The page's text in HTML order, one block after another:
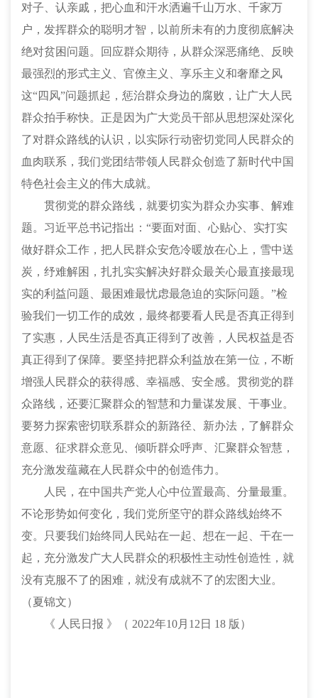
对子、认亲戚，把心血和汗水洒遍千山万水、千家万
户，发挥群众的聪明才智，以前所未有的力度彻底解决
绝对贫困问题。回应群众期待，从群众深恶痛绝、反映
最强烈的形式主义、官僚主义、享乐主义和奢靡之风
这“四风”问题抓起，惩治群众身边的腐败，让广大人民
群众拍手称快。正是因为广大党员干部从思想深处深化
了对群众路线的认识，以实际行动密切党同人民群众的
血肉联系，我们党团结带领人民群众创造了新时代中国
特色社会主义的伟大成就。
贯彻党的群众路线，就要切实为群众办实事、解难
题。习近平总书记指出： “要面对面、心贴心、实打实
做好群众工作，把人民群众安危冷暖放在心上，雪中送
炭，纾难解困，扎扎实实解决好群众最关心最直接最现
实的利益问题、最困难最忧虑最急迫的实际问题。”检
验我们一切工作的成效，最终都要看人民是否真正得到
了实惠，人民生活是否真正得到了改善，人民权益是否
真正得到了保障。要坚持把群众利益放在第一位，不断
增强人民群众的获得感、幸福感、安全感。贯彻党的群
众路线，还要汇聚群众的智慧和力量谋发展、干事业。
要努力探索密切联系群众的新路径、新办法，了解群众
意愿、征求群众意见、倾听群众呼声、汇聚群众智慧，
充分激发蕴藏在人民群众中的创造伟力。
人民，在中国共产党人心中位置最高、分量最重。
不论形势如何变化，我们党所坚守的群众路线始终不
变。只要我们始终同人民站在一起、想在一起、干在一
起，充分激发广大人民群众的积极性主动性创造性，就
没有克服不了的困难，就没有成就不了的宏图大业。
（夏锦文）
《 人民日报 》（ 2022年10月12日 18 版）